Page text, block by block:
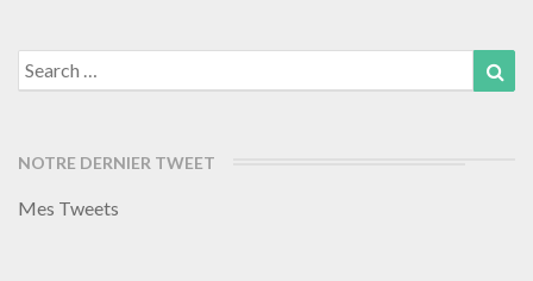
Search
for:
NOTRE DERNIER TWEET
Mes Tweets